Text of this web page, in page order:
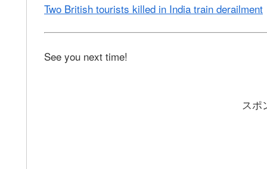
Two British tourists killed in India train derailment
See you next time!
スポ